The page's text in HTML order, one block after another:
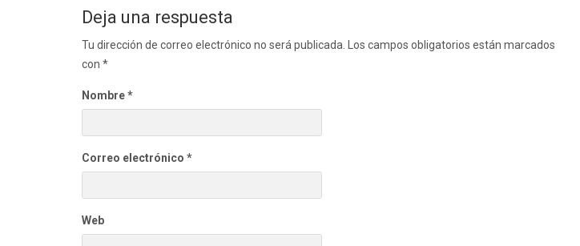
entradas
Deja una respuesta
Tu dirección de correo electrónico no será publicada. Los campos obligatorios están marcados
con *
Nombre*
Correo electrónico *
Web